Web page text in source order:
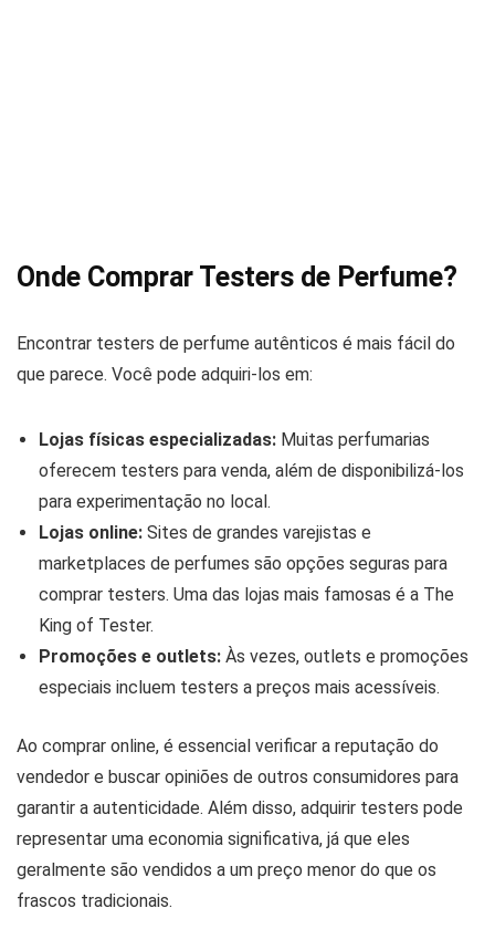
Onde Comprar Testers de Perfume?
Encontrar testers de perfume autênticos é mais fácil do
que parece. Você pode adquiri-los em:
Lojas físicas especializadas: Muitas perfumarias
oferecem testers para venda, além de disponibilizá-los
para experimentação no local.
Lojas online: Sites de grandes varejistas e
marketplaces de perfumes são opções seguras para
comprar testers. Uma das lojas mais famosas é a The
King of Tester.
Promoções e outlets: Às vezes, outlets e promoções
especiais incluem testers a preços mais acessíveis.
Ao comprar online, é essencial verificar a reputação do
vendedor e buscar opiniões de outros consumidores para
garantir a autenticidade. Além disso, adquirir testers pode
representar uma economia significativa, já que eles
geralmente são vendidos a um preço menor do que os
frascos tradicionais.